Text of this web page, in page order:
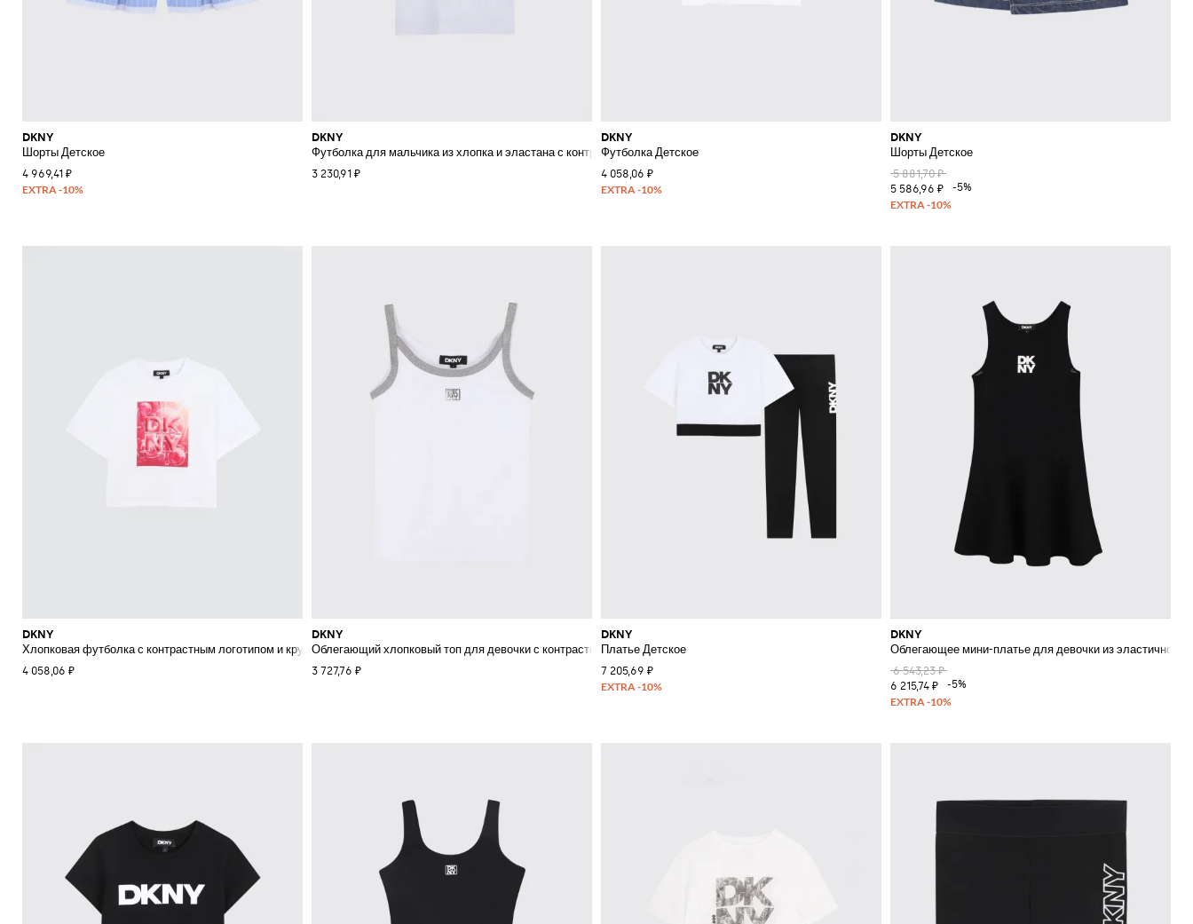
DKNY
Шорты Детское
4 969,41 ₽
DKNY
Футболка для мальчика из хлопка и эластана с контрастным принтом логотипа
3 230,91 ₽
DKNY
Футболка Детское
4 058,06 ₽
DKNY
Шорты Детское
5 881,70 ₽
5 586,96 ₽
-5%
DKNY
Хлопковая футболка с контрастным логотипом и круглым вырезом для мальчика
4 058,06 ₽
DKNY
Облегающий хлопковый топ для девочки с контрастным логотипом и отделкой
3 727,76 ₽
DKNY
Платье Детское
7 205,69 ₽
DKNY
Облегающее мини-платье для девочки из эластичной
6 543,23 ₽
6 215,74 ₽
-5%